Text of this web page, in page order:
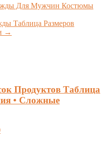
Для Мужчин Костюмы
Таблица Размеров
→
Продуктов Таблица
• Сложные